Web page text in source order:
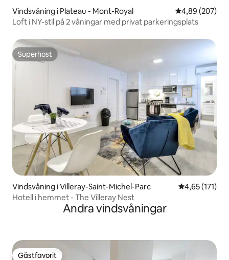
Vindsvåning i Plateau - Mont-Royal 4,89 av 5 i
4,89 (207)
Loft i NY-stil på 2 våningar med privat parkeringsplats
Superhost
Superhost
Vindsvåning i Villeray-Saint-Michel-Parc 4,65 av 5 i
4,65 (171)
Hotell i hemmet - The Villeray Nest
Andra vindsvåningar
Gästfavorit